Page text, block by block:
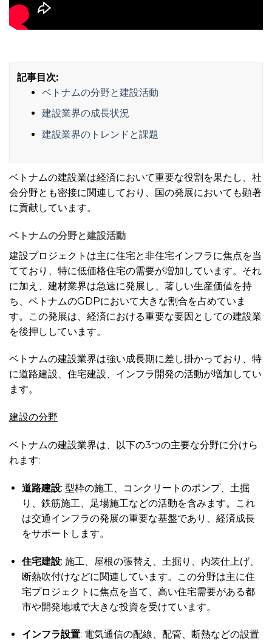
記事目次:
ベトナムの分野と建設活動
建設業界の成長状況
建設業界のトレンドと課題
ベトナムの建設業は経済において重要な役割を果たし、社
会分野とも密接に関連しており、国の発展においても顕著
に貢献しています。
ベトナムの分野と建設活動
建設プロジェクトは主に住宅と非住宅インフラに焦点を当
てており、特に低価格住宅の需要が増加しています。それ
に加え、建材業界は急速に発展し、著しい生産価値を持
ち、ベトナムのGDPにおいて大きな割合を占めていま
す。この発展は、経済における重要な要因としての建設業
を後押ししています。
ベトナムの建設業界は強い成長期に差し掛かっており、特
に道路建設、住宅建設、インフラ開発の活動が増加してい
ます。
建設の分野
ベトナムの建設業界は、以下の3つの主要な分野に分けら
れます:
道路建設: 型枠の施工、コンクリートのポンプ、土掘
り、鉄筋施工、足場施工などの活動を含みます。これ
は交通インフラの発展の重要な基盤であり、経済成長
をサポートします。
住宅建設: 施工、屋根の張替え、土掘り、内装仕上げ、
断熱吹付けなどに関連しています。この分野は主に住
宅プロジェクトに焦点を当て、高い住宅需要がある都
市や開発地域で大きな投資を受けています。
インフラ設置: 電気通信の配線、配管、断熱などの設置